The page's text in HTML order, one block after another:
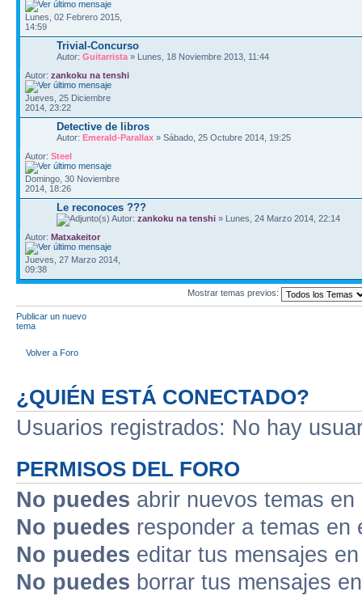
Lunes, 02 Febrero 2015,
14:59
Trivial-Concurso
Autor: Guitarrista » Lunes, 18 Noviembre 2013, 11:44
Autor: zankoku na tenshi
Jueves, 25 Diciembre
2014, 23:22
Detective de libros
Autor: Emerald-Parallax » Sábado, 25 Octubre 2014, 19:25
Autor: Steel
Domingo, 30 Noviembre
2014, 18:26
Le reconoces ???
Autor: zankoku na tenshi » Lunes, 24 Marzo 2014, 22:14
Autor: Matxakeitor
Jueves, 27 Marzo 2014,
09:38
Mostrar temas previos:
Publicar un nuevo
tema
Volver a Foro
¿QUIÉN ESTÁ CONECTADO?
Usuarios registrados: No hay
PERMISOS DEL FORO
No puedes abrir nuevos temas
No puedes responder a temas en
No puedes editar tus mensajes
No puedes borrar tus mensajes